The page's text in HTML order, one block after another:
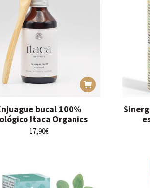
bucal 100%
Itaca Organics
17,90€